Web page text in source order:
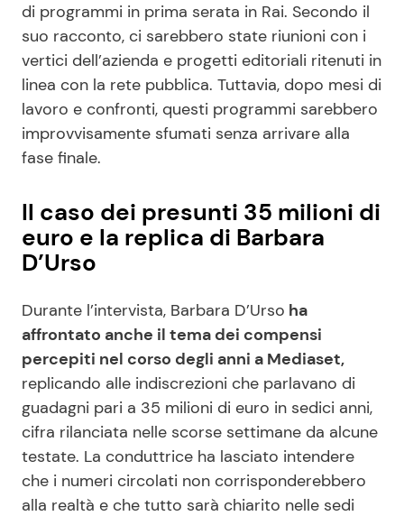
di programmi in prima serata in Rai. Secondo il
suo racconto, ci sarebbero state riunioni con i
vertici dell’azienda e progetti editoriali ritenuti in
linea con la rete pubblica. Tuttavia, dopo mesi di
lavoro e confronti, questi programmi sarebbero
improvvisamente sfumati senza arrivare alla
fase finale.
Il caso dei presunti 35 milioni di
euro e la replica di Barbara
D’Urso
Durante l’intervista, Barbara D’Urso ha
affrontato anche il tema dei compensi
percepiti nel corso degli anni a Mediaset,
replicando alle indiscrezioni che parlavano di
guadagni pari a 35 milioni di euro in sedici anni,
cifra rilanciata nelle scorse settimane da alcune
testate. La conduttrice ha lasciato intendere
che i numeri circolati non corrisponderebbero
alla realtà e che tutto sarà chiarito nelle sedi